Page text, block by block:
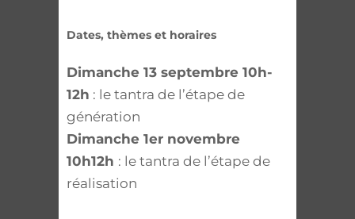
Dates, thèmes et horaires
Dimanche 13 septembre 10h-
12h : le tantra de l’étape de
génération
Dimanche 1er novembre
10h12h : le tantra de l’étape de
réalisation